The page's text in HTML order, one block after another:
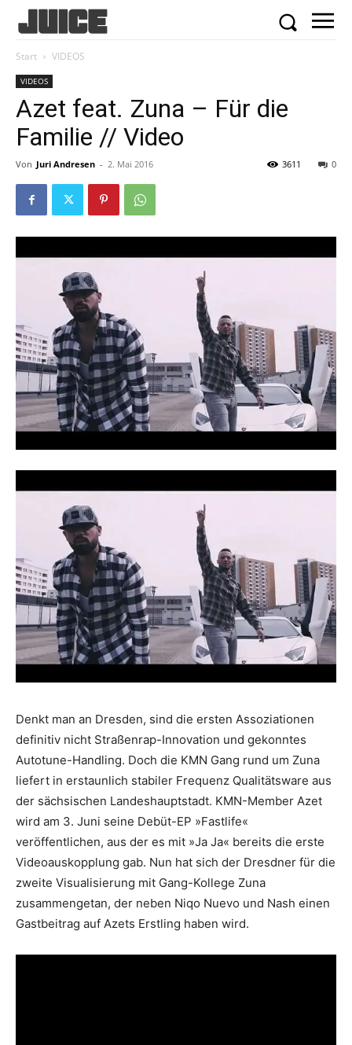
Start VIDEOS
VIDEOS
Azet feat. Zuna – Für die
Familie // Video
Von Juri Andresen - 2. Mai 2016 0
3611
Denkt man an Dresden, sind die ersten Assoziationen
definitiv nicht Straßenrap-Innovation und gekonntes
Autotune-Handling. Doch die KMN Gang rund um Zuna
liefert in erstaunlich stabiler Frequenz Qualitätsware aus
der sächsischen Landeshauptstadt. KMN-Member Azet
wird am 3. Juni seine Debüt-EP »Fastlife«
veröffentlichen, aus der es mit »Ja Ja« bereits die erste
Videoauskopplung gab. Nun hat sich der Dresdner für die
zweite Visualisierung mit Gang-Kollege Zuna
zusammengetan, der neben Niqo Nuevo und Nash einen
Gastbeitrag auf Azets Erstling haben wird.